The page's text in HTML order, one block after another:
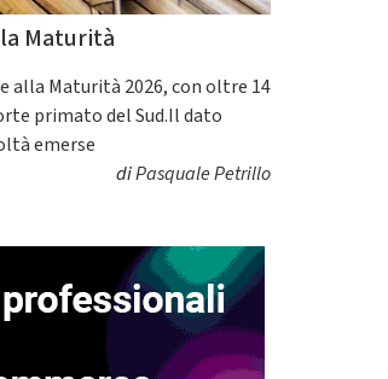
Maturità
alla Maturità 2026, con oltre 14
primato del Sud.Il dato
emerse
diPasquale Petrillo